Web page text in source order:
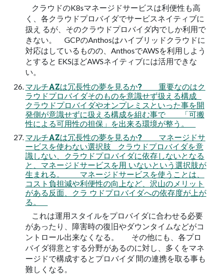
クラウドのK8sマネージドサービスは利便性も高
く、各クラウドプロバイダでサービスネイティブに
扱え るが、そのクラウドプロバイダ内でしか利用で
きない。 GCPのAnthosはハイブリッドクラウドに
対応はしているものの、AnthosでAWSを利用しよう
とすると EKSほどAWSネイティブには活用できな
い。
マルチAZは冗長性の夢を見るか? 重要なのはク
ラウドプロバイダそのものを意識せず扱える構成
クラウドプロバイダやオンプレミスといった事を開
発側が意識せずに扱える構成を組む事で 「可搬
性による可用性の担保」を出来る環境が整う。
マルチAZは冗長性の夢を見るか? マネージドサ
ービスを使わない選択肢 クラウドプロバイダを意
識しない、クラウドプロバイダに依存しないとなる
と、マネージドサービスを用 いないという選択肢が
生まれる。 マネージドサービスを使うことは、
コスト負担減や利便性の向上など、沢山のメリット
がある反面、クラ ウドプロバイダへの依存度が上が
る。
これは運用スタイルをプロバイダに合わせる必要
があったり、障害時の復旧やダウンタイムなどがコ
ントロール出来なくなる。 その他にも、各プロ
バイダ得意とする分野があるのに対し、多くをマネ
ージドで構成するとプロバイダ 間の連携を取る事も
難しくなる。